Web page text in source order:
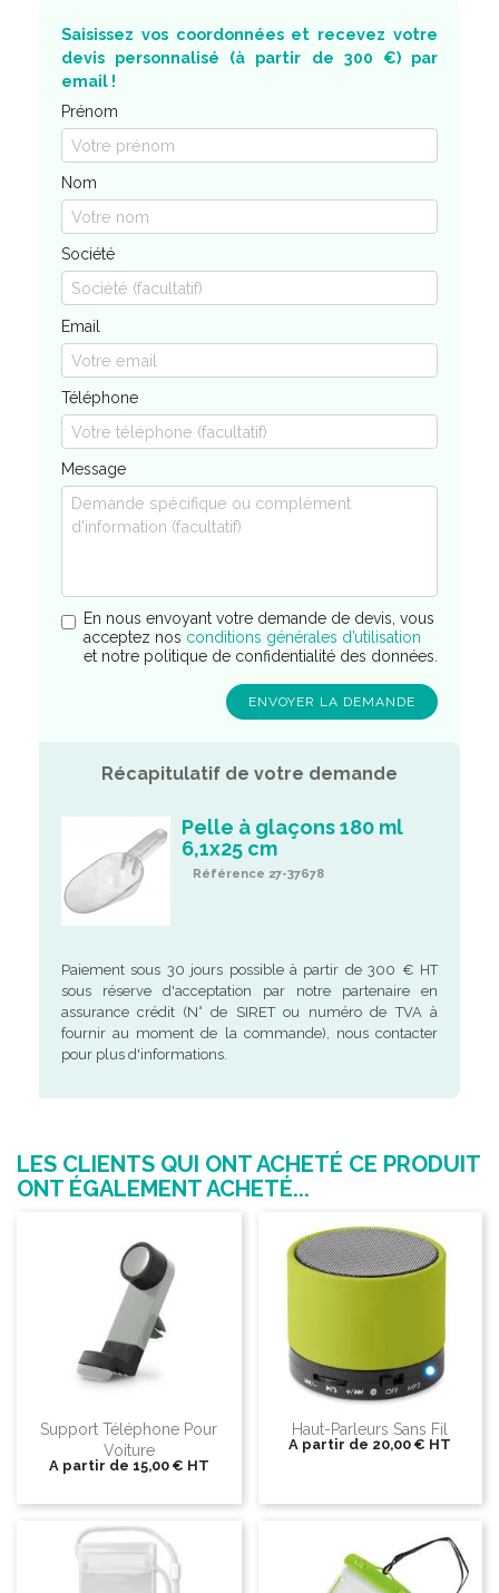
Saisissez vos coordonnées et recevez votre
devis personnalisé (à partir de 300 €) par
email !
Prénom
Nom
Société
Email
Téléphone
Message
En nous envoyant votre demande de devis, vous
acceptez nos conditions générales d’utilisation
et notre politique de confidentialité des données.
Récapitulatif de votre demande
Pelle à glaçons 180 ml
6,1x25 cm
Référence 27-37678
Paiement sous 30 jours possible à partir de 300 € HT
sous réserve d'acceptation par notre partenaire en
assurance crédit (N° de SIRET ou numéro de TVA à
fournir au moment de la commande), nous contacter
pour plus d'informations.
LES CLIENTS QUI ONT ACHETÉ CE PRODUIT
ONT ÉGALEMENT ACHETÉ...
Support Téléphone Pour
Voiture
A partir de 15,00 € HT
Haut-Parleurs Sans Fil
A partir de 20,00 € HT